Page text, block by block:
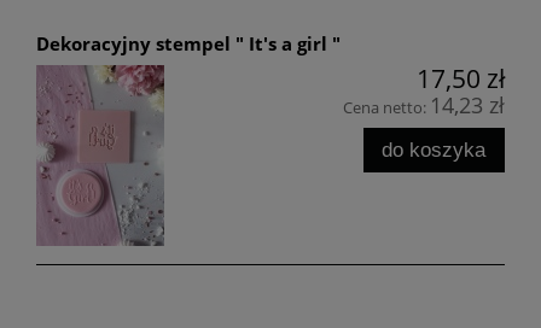
Dekoracyjny stempel " It's a girl "
17,50 zł
Cena netto: 14,23 zł
do koszyka